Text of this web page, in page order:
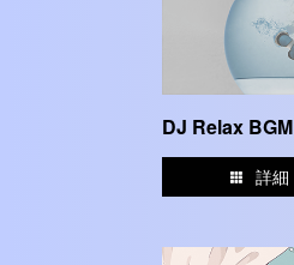
DJ Relax BGM
詳細